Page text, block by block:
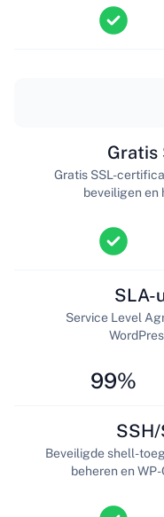
Gratis
Gratis SSL-
beveiligen en
99%
SLA-
Service Level
Beveiligde shell-
beheren en